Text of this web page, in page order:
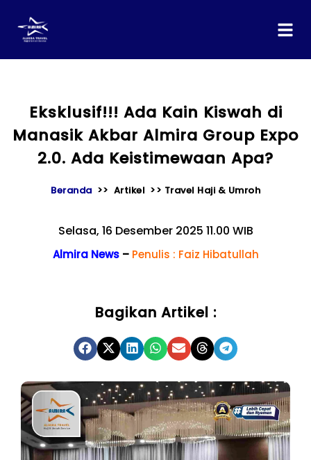
Eksklusif!!! Ada Kain Kiswah di
Manasik Akbar Almira Group Expo
2.0. Ada Keistimewaan Apa?
Beranda >> Artikel >> Travel Haji & Umroh
Selasa, 16 Desember 2025 11.00 WIB
Almira News – Penulis : Faiz Hibatullah
Bagikan Artikel :